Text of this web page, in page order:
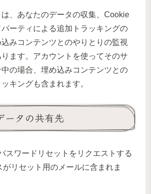
、あなたのデータの収集、Cookie
ーティによる追加トラッキングの
みコンテンツとのやりとりの監視
ます。アカウントを使ってそのサ
の場合、埋め込みコンテンツとの
キングも含まれます。
ータの共有先
スワードリセットをリクエストする
がリセット用のメールに含まれま